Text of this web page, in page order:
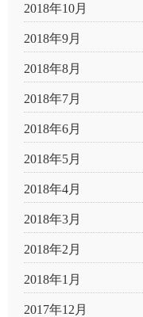
2018年10月
2018年9月
2018年8月
2018年7月
2018年6月
2018年5月
2018年4月
2018年3月
2018年2月
2018年1月
2017年12月